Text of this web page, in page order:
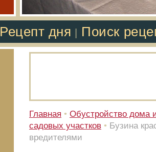
Рецепт дня Поиск
Главная • Обустройство дома
садовых участков • Бузина
вредителями